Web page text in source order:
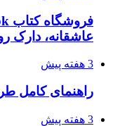
عاشقانه، دارک
3 هفته پیش
راهنمای کامل
3 هفته پیش